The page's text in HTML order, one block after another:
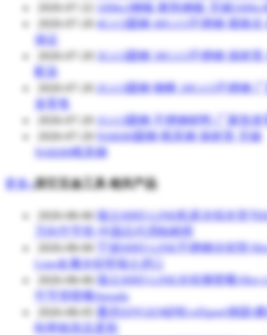
16Mo3钢板 耐热钢板 无锡
4Cr13圆钢 40Cr13不锈钢 规格全
保证
3Cr13圆钢 30Cr13不锈钢 保材质
配送
2Cr13圆钢 钢棒 20Cr13不锈钢
发零售
1Cr13圆钢 不锈钢材料 厂家批发
NAK80圆钢 模具钢 保材质 无锡
NAK80模具钢
更多»其它五金工具 相关产品
2026-08-06
瑞士HIRT-LINE机床冷却水管与
万向竹节管-中国总代渭柏精密
2026-08-06
宁波HIRT-LINE不锈钢冷却管/
Line金属冷却管瑞士进口
2026-08-06
瑞士HIRT-LINE冷却液喷嘴/Hirt-
竹节管喷嘴Amada
2026-08-05
重庆EFFGEN砂轮/effgen(德国)
削率较高且柔和